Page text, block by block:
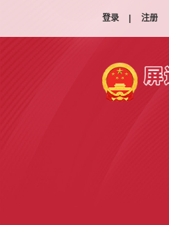
登录 注册